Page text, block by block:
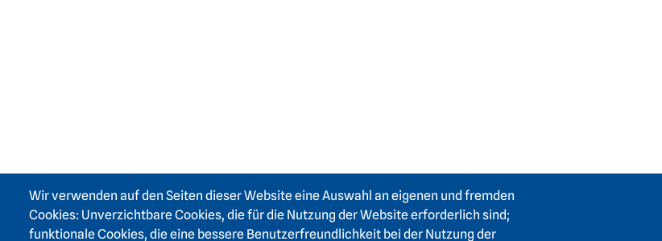
Wir verwenden auf den Seiten dieser Website eine Auswahl an eigenen und fremden
Cookies: Unverzichtbare Cookies, die für die Nutzung der Website erforderlich sind;
funktionale Cookies, die eine bessere Benutzerfreundlichkeit bei der Nutzung der